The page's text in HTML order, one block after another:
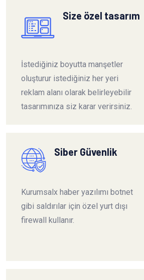
Size özel tasarım
İstediğiniz boyutta manşetler
oluşturur istediğiniz her yeri
reklam alanı olarak belirleyebilir
tasarımınıza siz karar verirsiniz.
Siber Güvenlik
Kurumsalx haber yazılımı botnet
gibi saldırılar için özel yurt dışı
firewall kullanır.